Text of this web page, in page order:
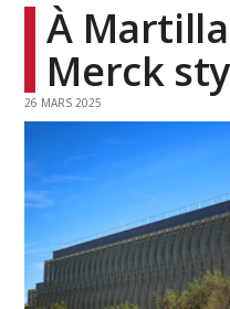
À
Merck
26 MARS 2025